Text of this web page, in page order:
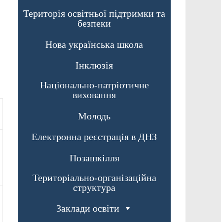
Територія освітньої підтримки та
безпеки
Нова українська школа
Інклюзія
Національно-патріотичне
виховання
Молодь
Електронна реєстрація в ДНЗ
Позашкілля
Територіально-організаційна
структура
Заклади освіти